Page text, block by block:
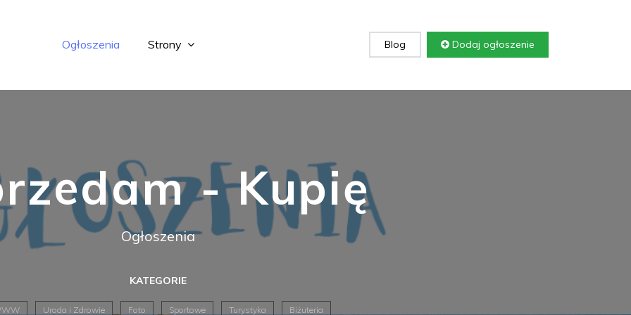
Ogłoszenia Strony Blog Dodaj ogłoszenie
- Kupię
Ogłoszenia
KATEGORIE
Uroda i Zdrowie Foto Sportowe Turystyka Biżuteria